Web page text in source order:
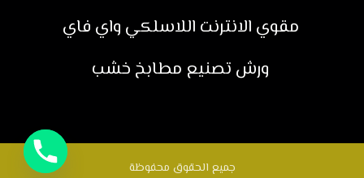
مقوي الانترنت اللاسلكي واي فاي
ورش تصنيع مطابخ خشب
جميع الحقوق محفوظة